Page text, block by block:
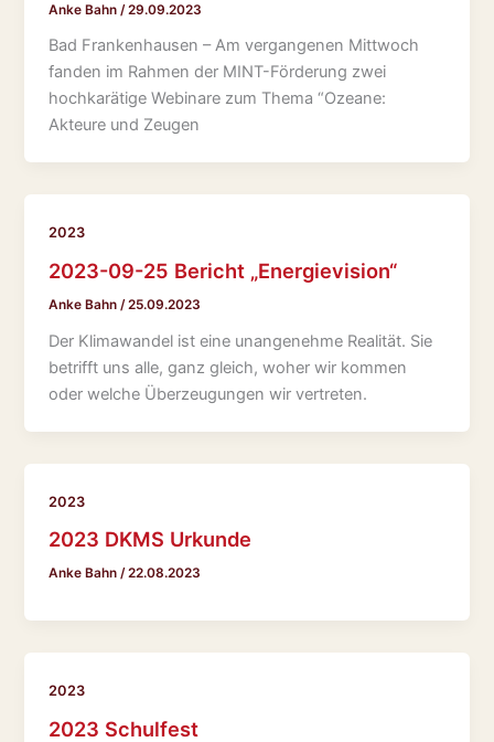
Anke Bahn /29.09.2023
Bad Frankenhausen – Am vergangenen Mittwoch
fanden im Rahmen der MINT-Förderung zwei
hochkarätige Webinare zum Thema “Ozeane:
Akteure und Zeugen
2023
2023-09-25 Bericht „Energievision“
Anke Bahn/25.09.2023
Der Klimawandel ist eine unangenehme Realität. Sie
betrifft uns alle, ganz gleich, woher wir kommen
oder welche Überzeugungen wir vertreten.
2023
2023 DKMS Urkunde
Anke Bahn/22.08.2023
2023
2023 Schulfest